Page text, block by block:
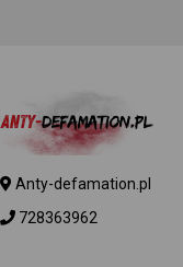
Anty-defamation.pl
728363962